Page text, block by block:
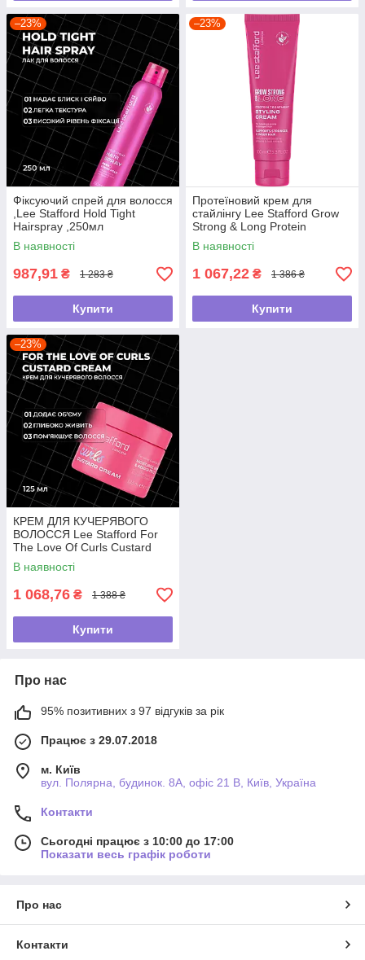
–23%
Фіксуючий спрей для волосся
,Lee Stafford Hold Tight
Hairspray ,250мл
В наявності
987,91 ₴ 1 283 ₴
Купити
–23%
Протеїновий крем для
стайлінгу Lee Stafford Grow
Strong & Long Protein
Treatment Styling
Cream,100мл
В наявності
1 067,22 ₴ 1 386 ₴
Купити
–23%
КРЕМ ДЛЯ КУЧЕРЯВОГО
ВОЛОССЯ Lee Stafford For
The Love Of Curls Custard
Cream,125мл
В наявності
1 068,76 ₴ 1 388 ₴
Купити
Про нас
95% позитивних з 97 відгуків за рік
Працює з 29.07.2018
м. Київ
вул. Полярна, будинок. 8А, офіс 21 В, Київ, Україна
Контакти
Сьогодні працює з 10:00 до 17:00
Показати весь графік роботи
Про нас
Контакти